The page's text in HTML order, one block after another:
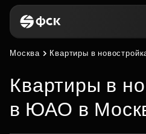
Москва Квартиры в
Квартиры в
в ЮАО в